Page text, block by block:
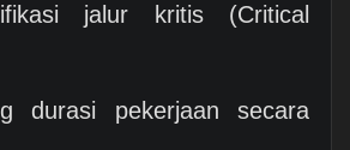
jalur kritis (Critical
durasi pekerjaan secara